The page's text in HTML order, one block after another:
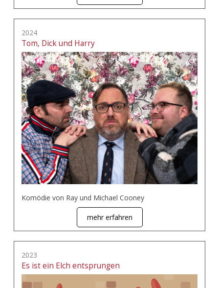
2024
Tom, Dick und Harry
Komödie von Ray und Michael Cooney
mehr erfahren
2023
Es ist ein Elch entsprungen